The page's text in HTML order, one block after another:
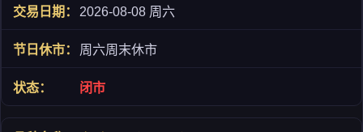
2026-08-08 周六
周六周末休市
闭市